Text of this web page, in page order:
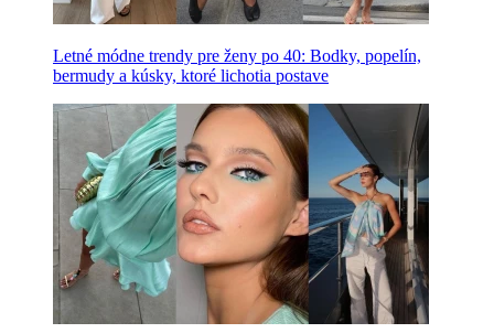
Letné módne trendy pre ženy po 40: Bodky, popelín,
bermudy a kúsky, ktoré lichotia postave